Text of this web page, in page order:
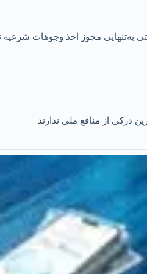
به‌تنهایی مجوز اخذ وجوهات
درکی از منافع ملی ندارند